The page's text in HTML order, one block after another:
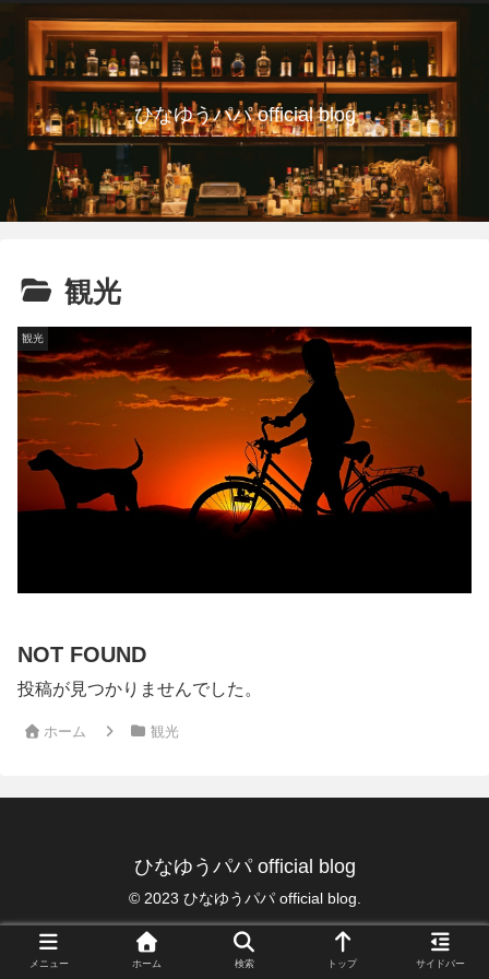
ひなゆうパパ official blog
観光
観光
NOT FOUND
投稿が見つかりませんでした。
ホーム 観光
ひなゆうパパ official blog
© 2023 ひなゆうパパ official blog.
メニュー ホーム 検索 トップ サイドバー